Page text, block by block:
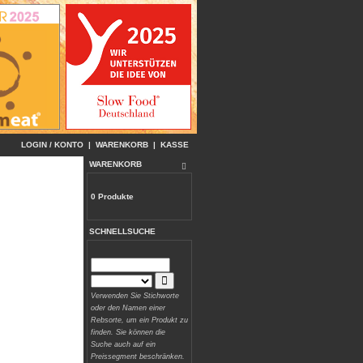
LOGIN / KONTO | WARENKORB | KASSE
WARENKORB
0 Produkte
SCHNELLSUCHE
Verwenden Sie Stichworte
oder den Namen einer
Rebsorte, um ein Produkt zu
finden. Sie können die
Suche auch auf ein
Preissegment beschränken.